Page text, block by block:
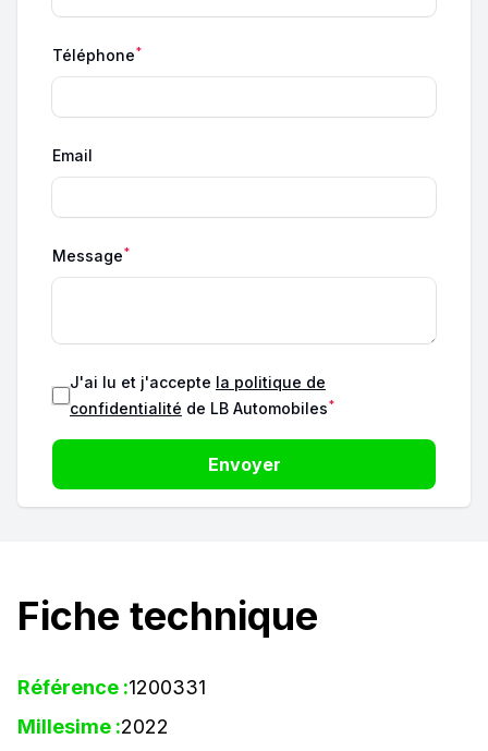
Téléphone*
Email
Message*
J'ai lu et j'accepte la politique de
confidentialité de LB Automobiles*
Envoyer
Fiche technique
Référence :1200331
Millesime :2022